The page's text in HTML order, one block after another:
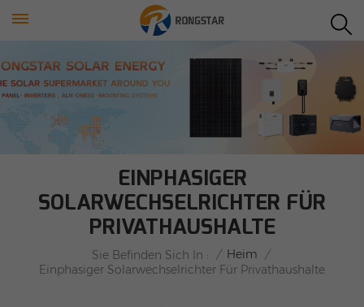
EINPHASIGER
SOLARWECHSELRICHTER FÜR
PRIVATHAUSHALTE
Sie Befinden Sich In : / Heim
/
Einphasiger Solarwechselrichter Für Privathaushalte